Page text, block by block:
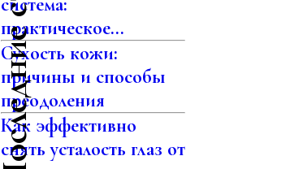
практическое...
Сухость кожи:
причины и способы
преодоления
Как эффективно
снять усталость глаз от